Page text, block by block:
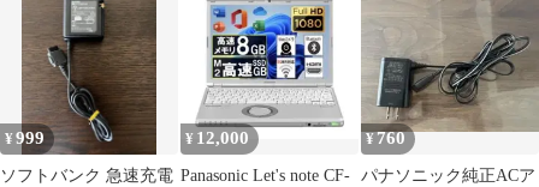
くす 1本
¥999
ソフトバンク 急速充電
¥ 12,000
Panasonic Let's note CF-
¥760
パナソニック純正ACア